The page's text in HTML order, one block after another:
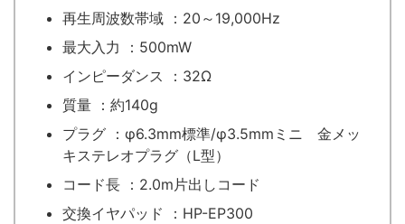
再生周波数帯域 ：20～19,000Hz
最大入力 ：500mW
インピーダンス ：32Ω
質量 ：約140g
プラグ ：φ6.3mm標準/φ3.5mmミニ 金メッ
キステレオプラグ（L型）
コード長 ：2.0m片出しコード
交換イヤパッド ：HP-EP300